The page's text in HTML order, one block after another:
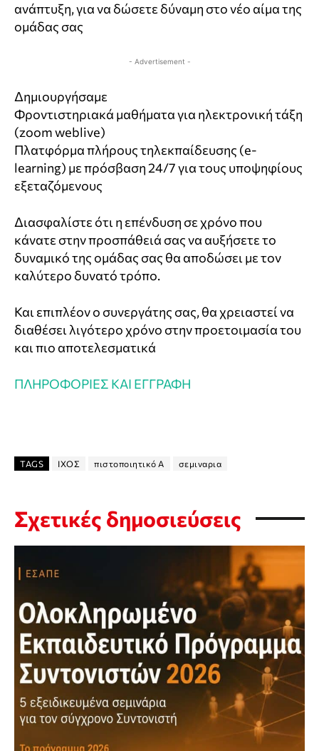
ανάπτυξη, για να δώσετε δύναμη στο νέο αίμα της
ομάδας σας
- Advertisement -
Δημιουργήσαμε
Φροντιστηριακά μαθήματα για ηλεκτρονική τάξη
(zoom weblive)
Πλατφόρμα πλήρους τηλεκπαίδευσης (e-
learning) με πρόσβαση 24/7 για τους υποψηφίους
εξεταζόμενους
Διασφαλίστε ότι η επένδυση σε χρόνο που
κάνατε στην προσπάθειά σας να αυξήσετε το
δυναμικό της ομάδας σας θα αποδώσει με τον
καλύτερο δυνατό τρόπο.
Και επιπλέον ο συνεργάτης σας, θα χρειαστεί να
διαθέσει λιγότερο χρόνο στην προετοιμασία του
και πιο αποτελεσματικά
ΠΛΗΡΟΦΟΡΙΕΣ ΚΑΙ ΕΓΓΡΑΦΗ
TAGS ΙΧΟΣ πιστοποιητικό Α σεμιναρια
Σχετικές δημοσιεύσεις